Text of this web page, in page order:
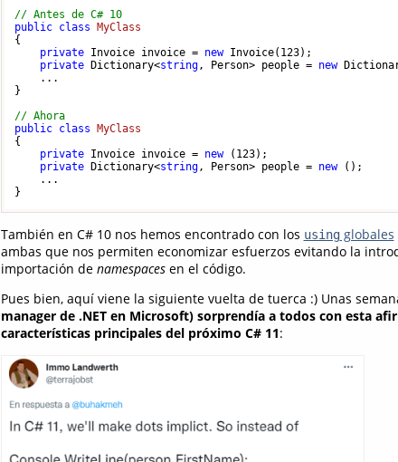
// Antes de C# 10
public class
MyClass
{
private Invoice invoice = new Invoice( 123);
private Dictionary<string, Person> people = new
    ...
}
// Ahora
public class
MyClass
{
private Invoice invoice = new ( 123);
private Dictionary<string, Person> people = new ();
    ...
También en C# 10 nos hemos encontrado con los usingglobales
ambas que nos permiten economizar esfuerzos evitando la
importación de namespacesen el código.
Pues bien, aquí viene la siguiente vuelta de tuerca :) Unas
manager de .NET en Microsoft) sorprendía a todos con esta
características principales del próximo C# 11: